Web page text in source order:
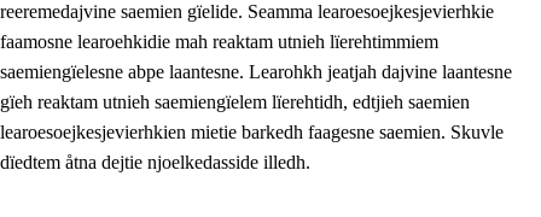
reeremedajvine saemien gïelide. Seamma learoesoejkesjevierhkie
faamosne learoehkidie mah reaktam utnieh lïerehtimmiem
saemiengïelesne abpe laantesne. Learohkh jeatjah dajvine laantesne
gïeh reaktam utnieh saemiengïelem lïerehtidh, edtjieh saemien
learoesoejkesjevierhkien mietie barkedh faagesne saemien. Skuvle
dïedtem åtna dejtie njoelkedasside illedh.